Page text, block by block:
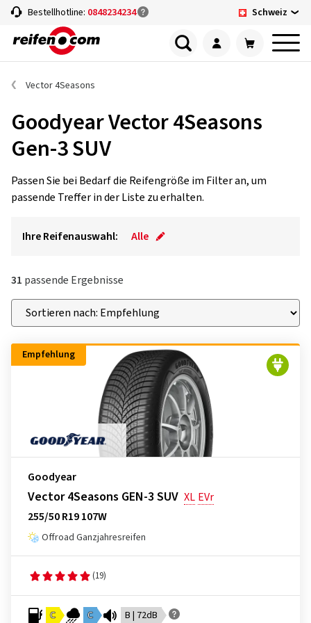
Bestellhotline: 0848234234 Schweiz
Vector 4Seasons
Goodyear Vector 4Seasons
Gen-3 SUV
Passen Sie bei Bedarf die Reifengröße im Filter an, um
passende Treffer in der Liste zu erhalten.
Ihre Reifenauswahl: Alle
31 passende Ergebnisse
Empfehlung
Goodyear
Vector 4Seasons GEN-3 SUV XL EVr
255/50 R19 107W
Offroad Ganzjahresreifen
(19)
C C B | 72dB